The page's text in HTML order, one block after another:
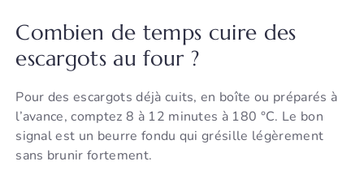
Combien de temps cuire des
escargots au four ?
Pour des escargots déjà cuits, en boîte ou préparés à
l’avance, comptez 8 à 12 minutes à 180 °C. Le bon
signal est un beurre fondu qui grésille légèrement
sans brunir fortement.